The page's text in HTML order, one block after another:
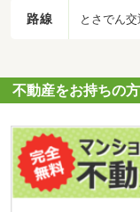
路線 とさでん
不動産をお持ちの方